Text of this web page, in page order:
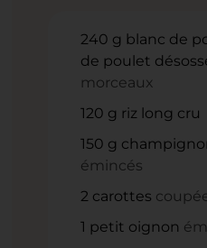
240 g blanc de
de poulet
morceaux
120 g riz long cru
150 g
émincés
2 carottes
1 petit oignon